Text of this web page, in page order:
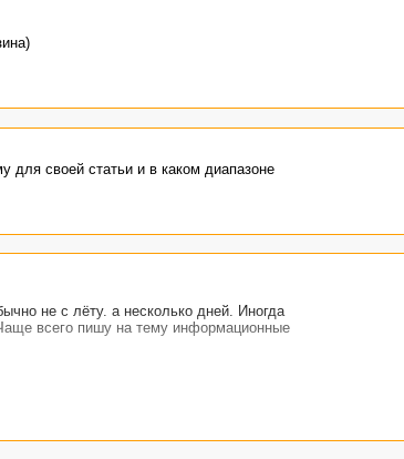
для своей статьи и в каком диапазоне
не с лёту. а несколько дней. Иногда
всего пишу на тему информационные
и редкая, или стьатья очень хорошая :)